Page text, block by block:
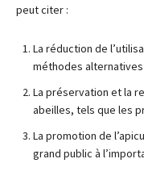
peut citer :
La réduction de
méthodes
La préservation et la
abeilles, tels que les
La promotion de
grand public à